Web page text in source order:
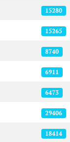
15280
15265
8740
6911
6473
29406
18414